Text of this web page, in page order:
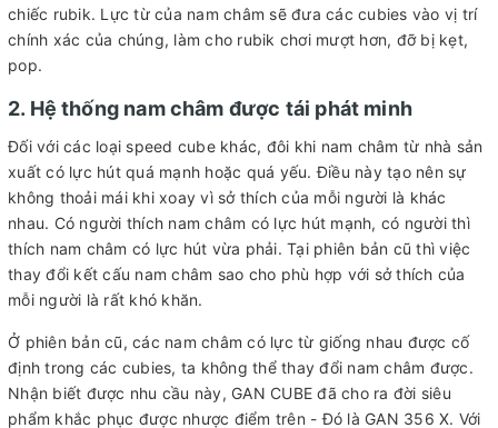
chiếc rubik. Lực từ của nam châm sẽ đưa các cubies vào vị trí
chính xác của chúng, làm cho rubik chơi mượt hơn, đỡ bị kẹt,
pop.
2. Hệ thống nam châm được tái phát minh
Đối với các loại speed cube khác, đôi khi nam châm từ nhà sản
xuất có lực hút quá mạnh hoặc quá yếu. Điều này tạo nên sự
không thoải mái khi xoay vì sở thích của mỗi người là khác
nhau. Có người thích nam châm có lực hút mạnh, có người thì
thích nam châm có lực hút vừa phải. Tại phiên bản cũ thì việc
thay đổi kết cấu nam châm sao cho phù hợp với sở thích của
mỗi người là rất khó khăn.
Ở phiên bản cũ, các nam châm có lực từ giống nhau được cố
định trong các cubies, ta không thể thay đổi nam châm được.
Nhận biết được nhu cầu này, GAN CUBE đã cho ra đời siêu
phẩm khắc phục được nhược điểm trên - Đó là GAN 356 X. Với